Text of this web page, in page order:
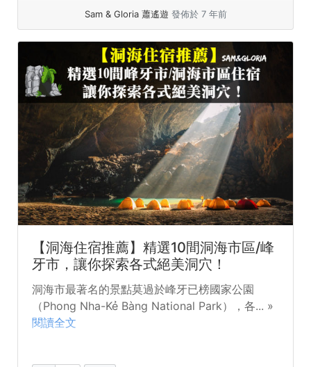
Sam & Gloria 蕭遙遊 發佈於 7 年前
【洞海住宿推薦】精選10間洞海市區/峰
牙市，讓你探索各式絕美洞穴！
洞海市最著名的景點莫過於峰牙已榜國家公園
（Phong Nha-Kẻ Bàng National Park），各... »
閱讀全文